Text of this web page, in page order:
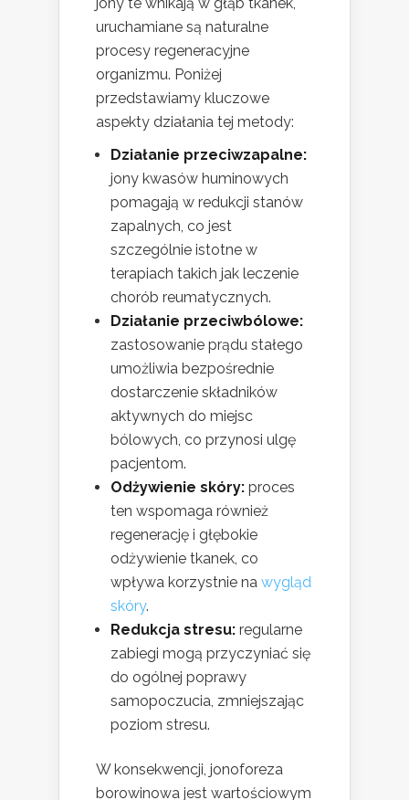
uruchamiane są naturalne
procesy regeneracyjne
organizmu. Poniżej
przedstawiamy kluczowe
aspekty działania tej metody:
Działanie przeciwzapalne:
jony kwasów huminowych
pomagają w redukcji stanów
zapalnych, co jest
szczególnie istotne w
terapiach takich jak leczenie
chorób reumatycznych.
Działanie przeciwbólowe:
zastosowanie prądu stałego
umożliwia bezpośrednie
dostarczenie składników
aktywnych do miejsc
bólowych, co przynosi ulgę
pacjentom.
Odżywienie skóry: proces
ten wspomaga również
regenerację i głębokie
odżywienie tkanek, co
wpływa korzystnie na wygląd
skóry.
Redukcja stresu: regularne
zabiegi mogą przyczyniać się
do ogólnej poprawy
samopoczucia, zmniejszając
poziom stresu.
W konsekwencji, jonoforeza
borowinowa jest wartościowym